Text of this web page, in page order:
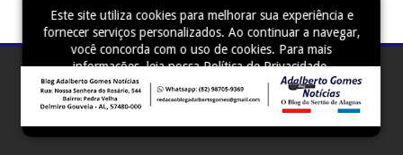
Este site utiliza cookies para melhorar sua experiência e
fornecer serviços personalizados. Ao continuar a navegar,
você concorda com o uso de cookies. Para mais
informações, leia nossaPolítica de Privacidade.
Aceitar